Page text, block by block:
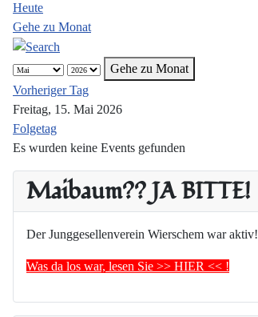
Maibaum?? JA BITTE!
Der Junggesellenverein Wierschem war aktiv!
Was da los war, lesen Sie >> HIER << !
Heute
Gehe zu Monat
Gehe zu Monat
Vorheriger Tag
Freitag, 15. Mai 2026
Folgetag
Es wurden keine Events gefunden